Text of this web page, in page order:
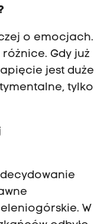
o emocjach.
Gdy już
jest duże
tylko
W